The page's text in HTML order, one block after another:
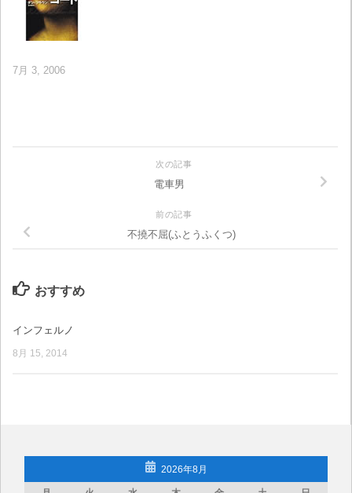
7月 3, 2006
次の記事
電車男
前の記事
不撓不屈(ふとうふくつ)
おすすめ
インフェルノ
8月 15, 2014
2026年8月